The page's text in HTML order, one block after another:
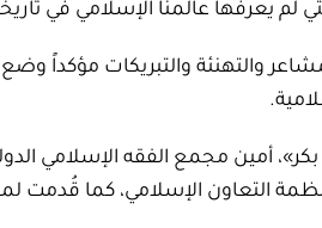
لم يعرفها عالمنا الإسلامي في
والتهنئة والتبريكات مؤكداً وضع
أمين مجمع الفقه الإسلامي
التعاون الإسلامي، كما قُدمت